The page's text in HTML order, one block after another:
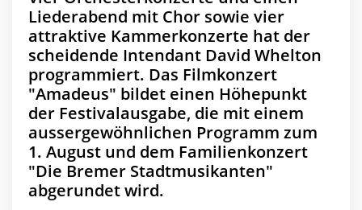
Liederabend mit Chor sowie vier
attraktive Kammerkonzerte hat der
scheidende Intendant David Whelton
programmiert. Das Filmkonzert
"Amadeus" bildet einen Höhepunkt
der Festivalausgabe, die mit einem
aussergewöhnlichen Programm zum
1. August und dem Familienkonzert
"Die Bremer Stadtmusikanten"
abgerundet wird.